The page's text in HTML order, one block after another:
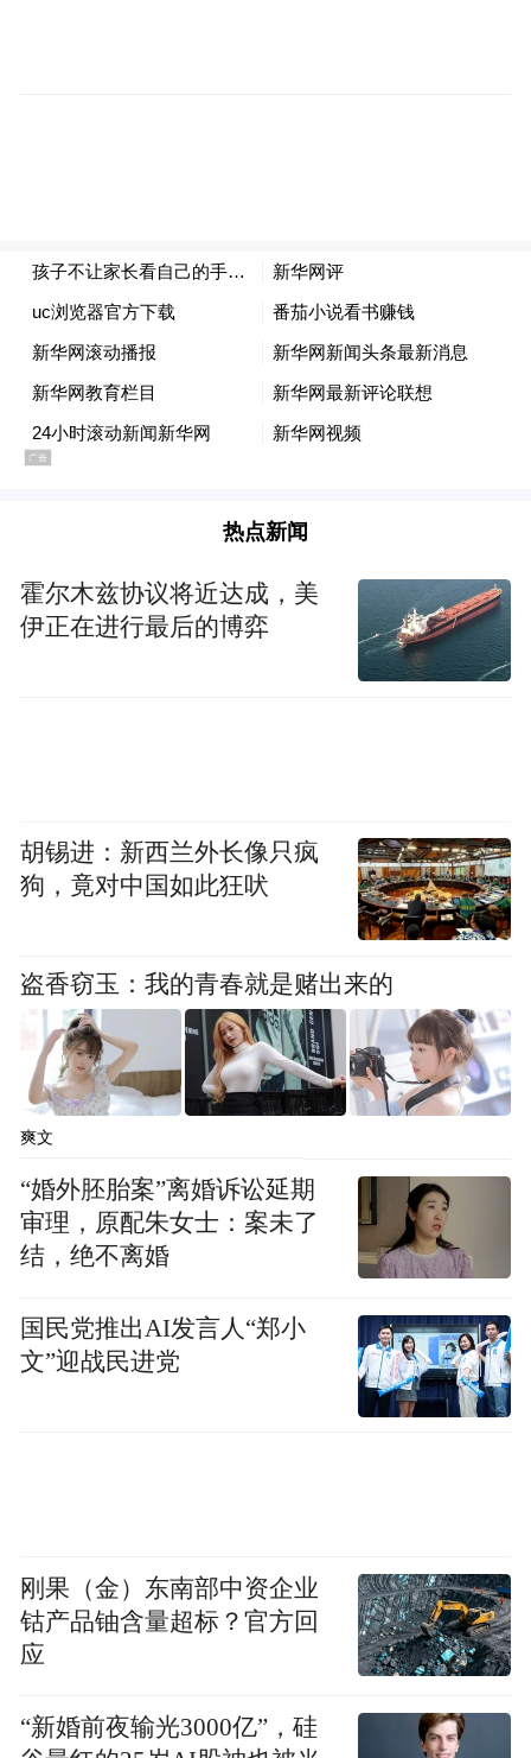
热点新闻
霍尔木兹协议将近达成，美
伊正在进行最后的博弈
胡锡进：新西兰外长像只疯
狗，竟对中国如此狂吠
盗香窃玉：我的青春就是赌出来的
爽文
“婚外胚胎案”离婚诉讼延期
审理，原配朱女士：案未了
结，绝不离婚
国民党推出AI发言人“郑小
文”迎战民进党
刚果（金）东南部中资企业
钴产品铀含量超标？官方回
应
“新婚前夜输光3000亿”，硅